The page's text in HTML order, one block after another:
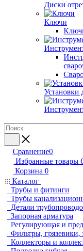
Диски
Ключи
Установки
Сравнение0
Избранные товары
Корзина 0
Каталог
Трубы и фитинги
Трубы
Детали
Запорная арматура
Регулирующая и
Фильтры, грязевики,
Коллекторы и